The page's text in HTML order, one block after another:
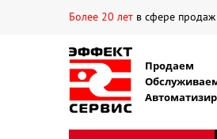
Более 20 лет в сфере
Продаем